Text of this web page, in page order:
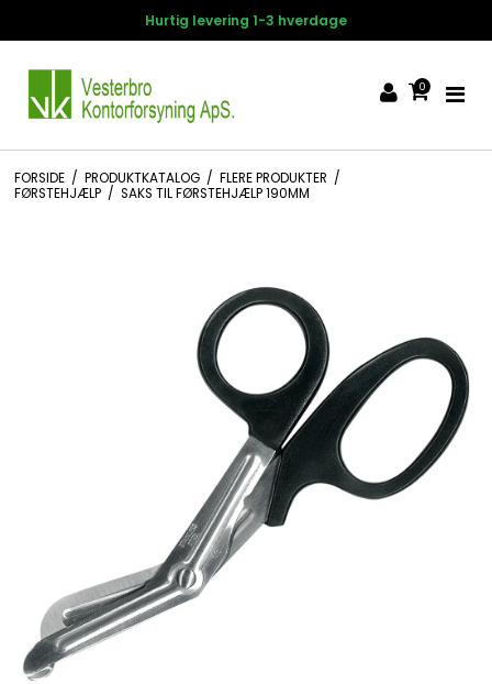
0
FORSIDE / PRODUKTKATALOG / FLERE PRODUKTER /
FØRSTEHJÆLP / SAKS TIL FØRSTEHJÆLP 190MM